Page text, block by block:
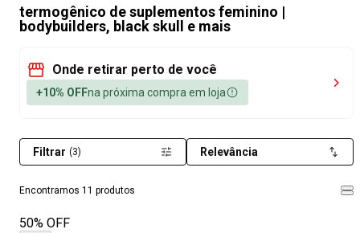
termogênico de suplementos feminino |
bodybuilders, black skull e mais
Onde retirar perto de você
+10% OFFna próxima compra em loja
Encontramos 11 produtos
Filtrar (3) Relevância
50% OFF